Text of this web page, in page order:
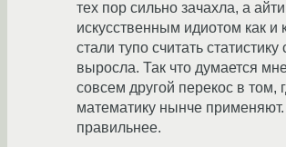
тех пор сильно зачахла, а
искусственным идиотом как и
стали тупо считать статистику
выросла. Так что думается
совсем другой перекос в том,
математику нынче
правильнее.